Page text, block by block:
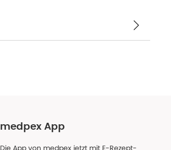
medpex App
Die App von medpex jetzt mit E-Rezept-